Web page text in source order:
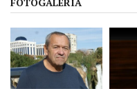
FOTOGALÉRIA